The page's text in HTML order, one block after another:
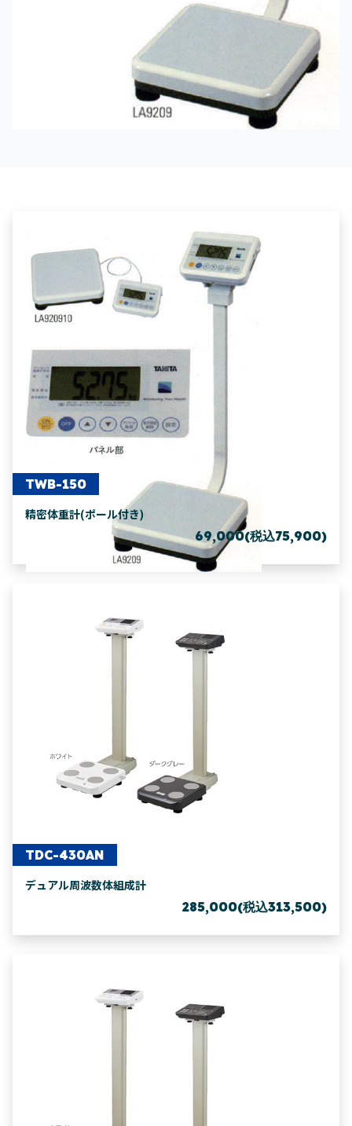
TWB-150
精密体重計(ポール付き)
69,000(税込75,900)
TDC-430AN
デュアル周波数体組成計
285,000(税込313,500)